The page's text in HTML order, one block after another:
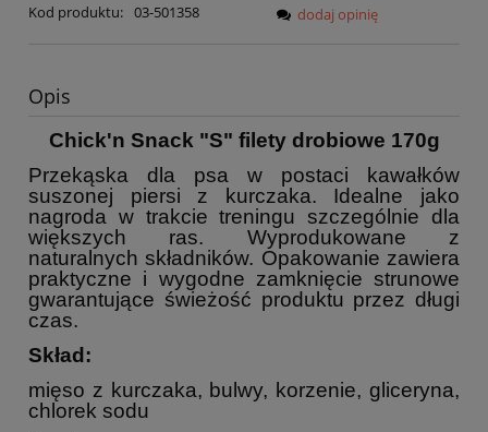
Kod produktu: 03-501358
dodaj opinię
Opis
Chick'n Snack "S" filety drobiowe 170g
Przekąska dla psa w postaci kawałków
suszonej piersi z kurczaka. Idealne jako
nagroda w trakcie treningu szczególnie dla
większych ras. Wyprodukowane z
naturalnych składników. Opakowanie zawiera
praktyczne i wygodne zamknięcie strunowe
gwarantujące świeżość produktu przez długi
czas.
Skład:
mięso z kurczaka, bulwy, korzenie, gliceryna,
chlorek sodu